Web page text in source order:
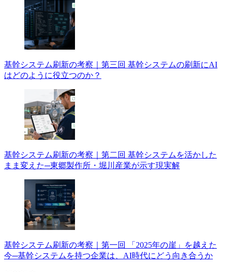
基幹システム刷新の考察｜第三回 基幹システムの刷新にAI
はどのように役立つのか？
基幹システム刷新の考察｜第二回 基幹システムを活かした
まま変えた─東郷製作所・堀川産業が示す現実解
基幹システム刷新の考察｜第一回 「2025年の崖」を越えた
今─基幹システムを持つ企業は、AI時代にどう向き合うか